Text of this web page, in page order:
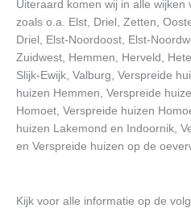
Uiteraard komen wij in alle
zoals o.a. Elst, Driel, Zetten,
Driel, Elst-Noordoost, Elst-
Zuidwest, Hemmen, Herveld,
Slijk-Ewijk, Valburg, Verspreide
huizen Hemmen, Verspreide
Homoet, Verspreide huizen
huizen Lakemond en Indoornik,
en Verspreide huizen op de
Kijk voor alle informatie op de